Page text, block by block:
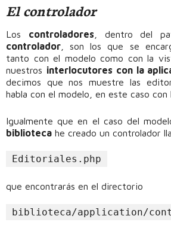
El controlador
Los controladores , dentro del
controlador , son los que se
tanto con el modelo como con la
nuestros interlocutores con la
decimos que nos muestre las
habla con el modelo, en este caso con
Igualmente que en el caso del
biblioteca he creado un controlador
Editoriales.php
que encontrarás en el directorio
biblioteca/application/